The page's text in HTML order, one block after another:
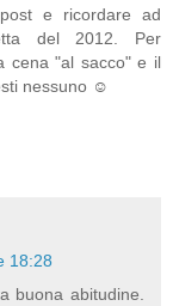
e ricordare ad
del 2012. Per
cena "al sacco" e il
nessuno ☺
18:28
buona abitudine.